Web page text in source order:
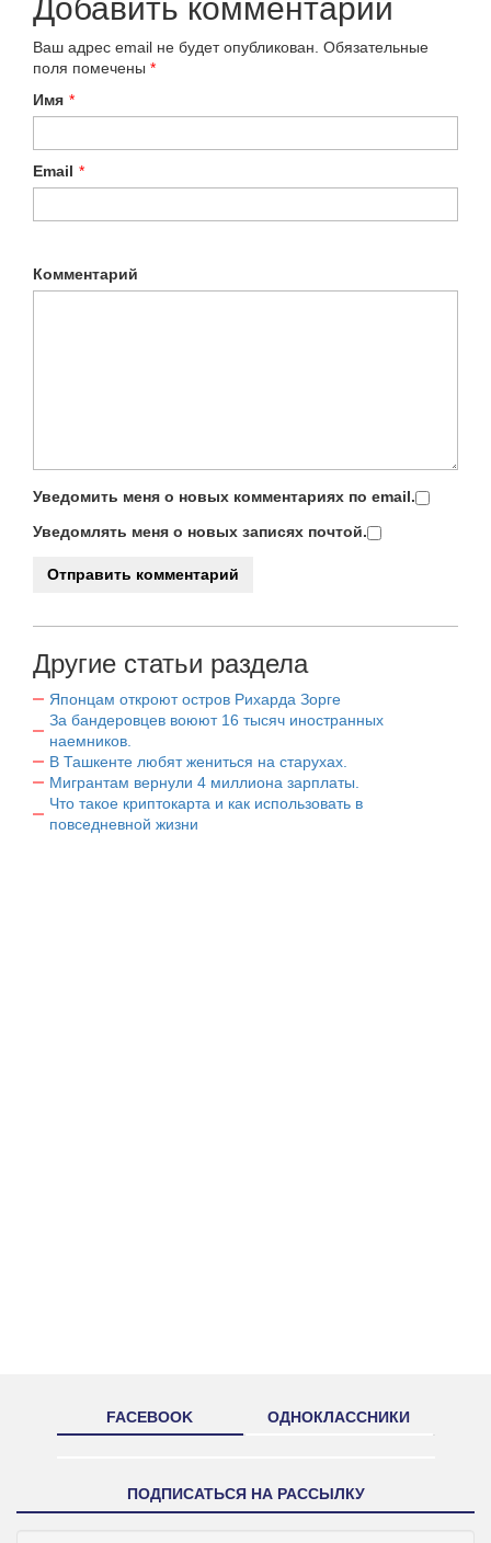
Добавить комментарий
Ваш адрес email не будет опубликован. Обязательные
поля помечены *
Имя *
Email *
Комментарий
Уведомить меня о новых комментариях по email.
Уведомлять меня о новых записях почтой.
Другие статьи раздела
Японцам откроют остров Рихарда Зорге
За бандеровцев воюют 16 тысяч иностранных
наемников.
В Ташкенте любят жениться на старухах.
Мигрантам вернули 4 миллиона зарплаты.
Что такое криптокарта и как использовать в
повседневной жизни
FACEBOOK ОДНОКЛАССНИКИ
ПОДПИСАТЬСЯ НА РАССЫЛКУ